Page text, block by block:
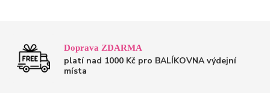
Doprava ZDARMA
platí nad 1000 Kč pro BALÍKOVNA výdejní
místa